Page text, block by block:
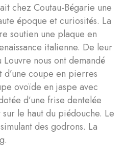
chez Coutau-Bégarie une
époque et curiosités. La
soutien une plaque en
italienne. De leur
nous ont demandé
d’une coupe en pierres
ovoïde en jaspe avec
d’une frise dentelée
le haut du piédouche. Le
des godrons. La